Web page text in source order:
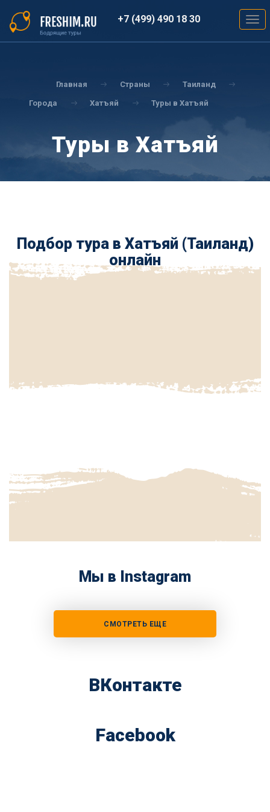
основному
содержанию
+7 (499) 490 18 30
Главная Страны Таиланд
Города Хатъяй Туры в Хатъяй
Туры в Хатъяй
Подбор тура в Хатъяй (Таиланд)
онлайн
Мы в Instagram
СМОТРЕТЬ ЕЩЕ
ВКонтакте
Facebook